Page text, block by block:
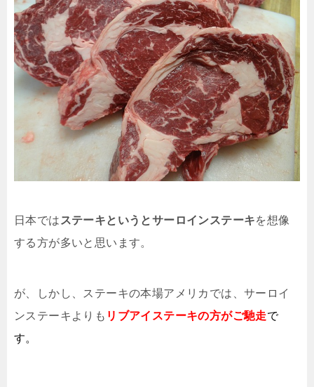
日本では ステーキというとサーロインステーキを想像
する方が多いと思います。
が、しかし、ステーキの本場アメリカでは、サーロイ
ンステーキよりも リブアイステーキの方がご馳走で
す。